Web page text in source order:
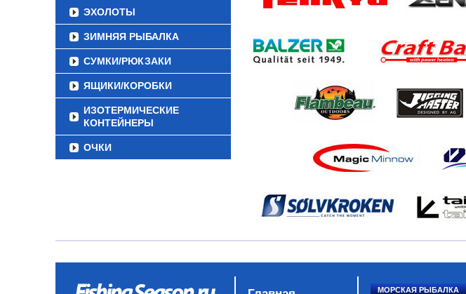
ЭХОЛОТЫ
ЗИМНЯЯ РЫБАЛКА
СУМКИ/РЮКЗАКИ
ЯЩИКИ/КОРОБКИ
ИЗОТЕРМИЧЕСКИЕ
КОНТЕЙНЕРЫ
ОЧКИ
МОРСКАЯ РЫБАЛКА